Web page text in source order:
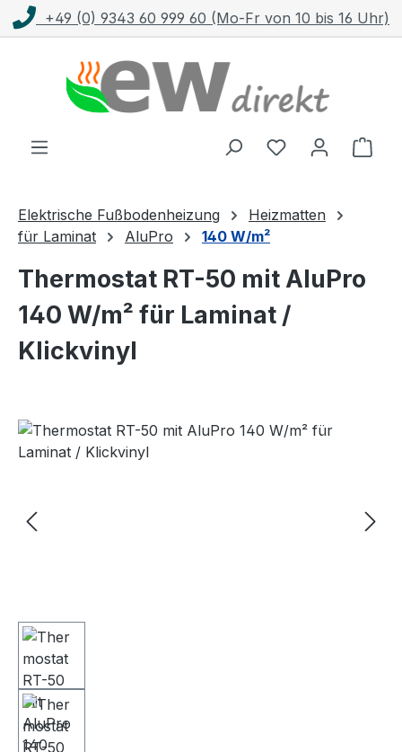
Zum Hauptinhalt springen
(0) 9343 60 999 60 (Mo-Fr von 10 bis 16 Uhr)
Elektrische Fußbodenheizung
Heizmatten
für Laminat
AluPro 140 W/m²
Thermostat RT-50 mit AluPro
140 W/m² für Laminat /
Klickvinyl
Bildergalerie überspringen